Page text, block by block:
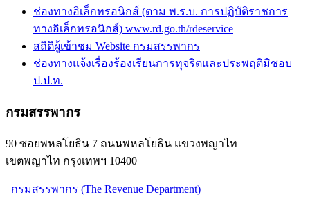
ช่องทางอิเล็กทรอนิกส์ (ตาม พ.ร.บ. การปฏิบัติราชการ
ทางอิเล็กทรอนิกส์) www.rd.go.th/rdeservice
สถิติผู้เข้าชม Website กรมสรรพากร
ช่องทางแจ้งเรื่องร้องเรียนการทุจริตและประพฤติมิชอบ
ป.ป.ท.
กรมสรรพากร
90 ซอยพหลโยธิน 7 ถนนพหลโยธิน แขวงพญาไท
เขตพญาไท กรุงเทพฯ 10400
กรมสรรพากร (The Revenue Department)